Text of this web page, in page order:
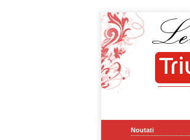
Noutati